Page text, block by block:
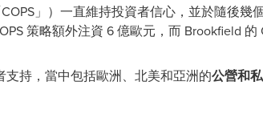
」）一直維持投資者信心，並於隨後
策略額外注資 6 億歐元，而 Brookfield 的
持，當中包括歐洲、北美和亞洲的公營和